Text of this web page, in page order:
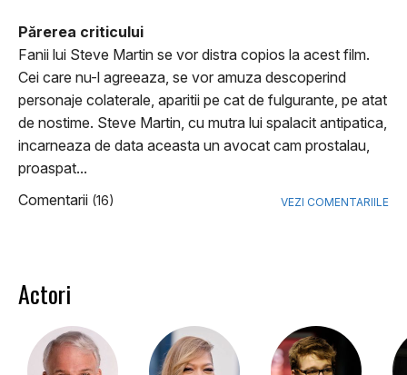
Părerea criticului
Fanii lui Steve Martin se vor distra copios la acest film.
Cei care nu-l agreeaza, se vor amuza descoperind
personaje colaterale, aparitii pe cat de fulgurante, pe atat
de nostime. Steve Martin, cu mutra lui spalacit antipatica,
incarneaza de data aceasta un avocat cam prostalau,
proaspat...
Comentarii (16) VEZI COMENTARIILE
Actori